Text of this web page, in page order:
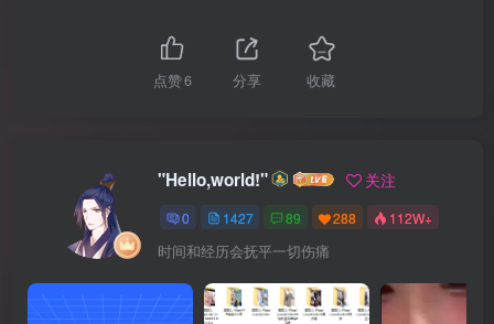
点赞6 分享 收藏
"Hello,world!" 关注
0 1427 89 288 112W+
时间和经历会抚平一切伤痛